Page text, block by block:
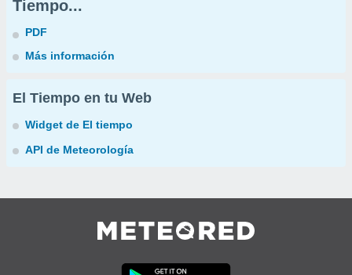
Tiempo...
PDF
Más información
El Tiempo en tu Web
Widget de El tiempo
API de Meteorología